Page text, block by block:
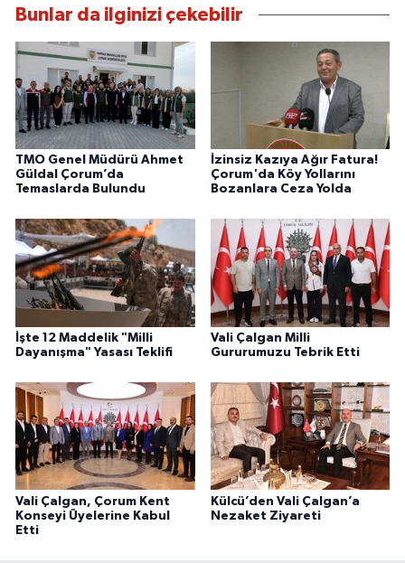
Bunlar da ilginizi çekebilir
TMO Genel Müdürü Ahmet
Güldal Çorum’da
Temaslarda Bulundu
İzinsiz Kazıya Ağır Fatura!
Çorum'da Köy Yollarını
Bozanlara Ceza Yolda
İşte 12 Maddelik "Milli
Dayanışma" Yasası Teklifi
Vali Çalgan Milli
Gururumuzu Tebrik Etti
Vali Çalgan, Çorum Kent
Konseyi Üyelerine Kabul
Etti
Külcü’den Vali Çalgan’a
Nezaket Ziyareti